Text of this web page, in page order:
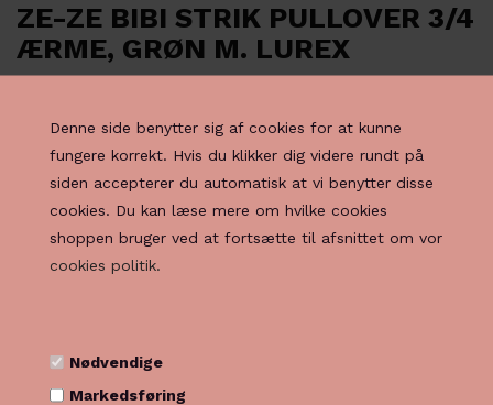
Denne side benytter sig af cookies for at kunne
fungere korrekt. Hvis du klikker dig videre rundt på
siden accepterer du automatisk at vi benytter disse
cookies. Du kan læse mere om hvilke cookies
shoppen bruger ved at fortsætte til afsnittet om vor
cookies politik.
Nødvendige
Markedsføring
ZE-ZE BIBI STRIK PULLOVER 3/4
ÆRME, GRØN M. LUREX
DKK
Vælg Farve
Vælg Størrelse